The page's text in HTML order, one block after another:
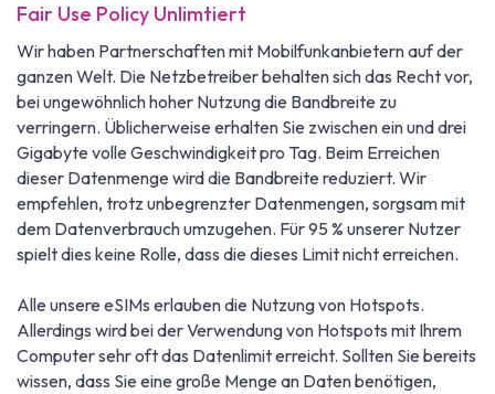
Fair Use Policy Unlimtiert
Wir haben Partnerschaften mit Mobilfunkanbietern auf der
ganzen Welt. Die Netzbetreiber behalten sich das Recht vor,
bei ungewöhnlich hoher Nutzung die Bandbreite zu
verringern. Üblicherweise erhalten Sie zwischen ein und drei
Gigabyte volle Geschwindigkeit pro Tag. Beim Erreichen
dieser Datenmenge wird die Bandbreite reduziert. Wir
empfehlen, trotz unbegrenzter Datenmengen, sorgsam mit
dem Datenverbrauch umzugehen. Für 95 % unserer Nutzer
spielt dies keine Rolle, dass die dieses Limit nicht erreichen.
Alle unsere eSIMs erlauben die Nutzung von Hotspots.
Allerdings wird bei der Verwendung von Hotspots mit Ihrem
Computer sehr oft das Datenlimit erreicht. Sollten Sie bereits
wissen, dass Sie eine große Menge an Daten benötigen,